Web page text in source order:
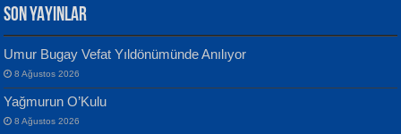
MUSTAFA KELOĞLU
Yarına İz Bırakmak...
Yılmaz Ekinci
Geceye Söylenen...
SON YAYINLAR
Umur Bugay Vefat Yıldönümünde Anılıyor
8 Ağustos 2026
Yağmurun O’Kulu
8 Ağustos 2026